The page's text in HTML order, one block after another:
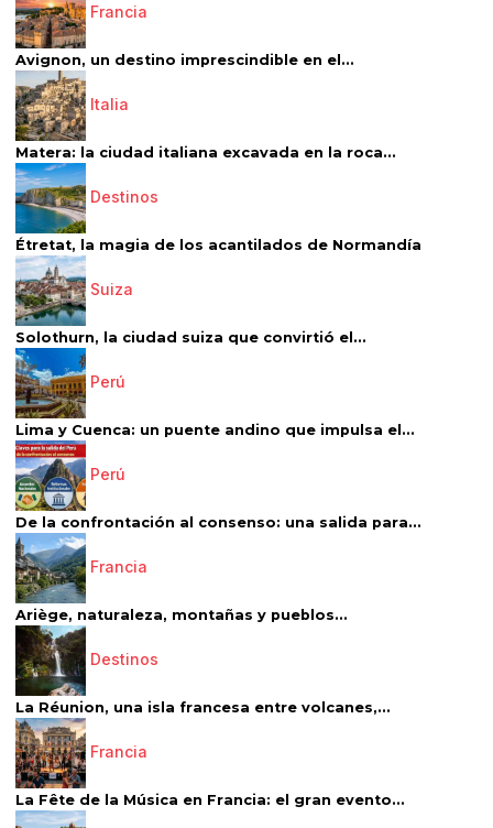
Francia
Avignon, un destino imprescindible en el...
Italia
Matera: la ciudad italiana excavada en la roca...
Destinos
Étretat, la magia de los acantilados de Normandía
Suiza
Solothurn, la ciudad suiza que convirtió el...
Perú
Lima y Cuenca: un puente andino que impulsa el...
Perú
De la confrontación al consenso: una salida para...
Francia
Ariège, naturaleza, montañas y pueblos...
Destinos
La Réunion, una isla francesa entre volcanes,...
Francia
La Fête de la Música en Francia: el gran evento...